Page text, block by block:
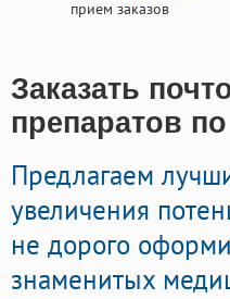
прием заказов
Заказать
препаратов
Предлагаем
увеличения
не дорого
знаменитых